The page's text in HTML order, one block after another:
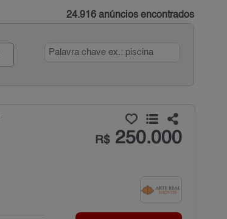
24.916 anúncios encontrados
R$250.000